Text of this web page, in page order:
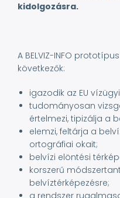
kidolgozásra.
A BELVIZ-INFO
következők:
igazodik az EU
tudományosan
értelmezi, tipizálja a
elemzi, feltárja a
ortográfiai okait;
belvízi elöntési
korszerű
belvíztérképezésre;
a rendszer